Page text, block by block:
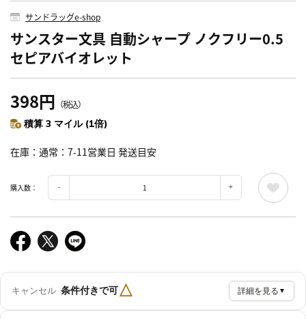
サンドラッグe-shop
サンスター文具 自動シャープ ノクフリー0.5
セピアバイオレット
398円 （税込）
積算 3 マイル (1倍)
在庫 通常：7-11営業日 発送目安
購入数：
キャンセル 条件付きで可△ 詳細を見る ▼